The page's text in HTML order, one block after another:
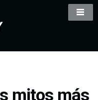
mitos más